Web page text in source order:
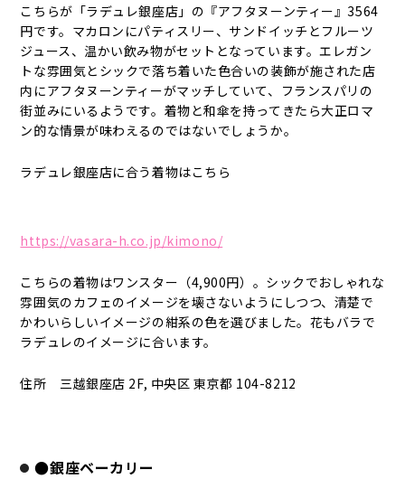
こちらが「ラデュレ銀座店」の『アフタヌーンティー』3564
円です。マカロンにパティスリー、サンドイッチとフルーツ
ジュース、温かい飲み物がセットとなっています。エレガン
トな雰囲気とシックで落ち着いた色合いの装飾が施された店
内にアフタヌーンティーがマッチしていて、フランスパリの
街並みにいるようです。着物と和傘を持ってきたら大正ロマ
ン的な情景が味わえるのではないでしょうか。
ラデュレ銀座店に合う着物はこちら
https://vasara-h.co.jp/kimono/
こちらの着物はワンスター（4,900円）。シックでおしゃれな
雰囲気のカフェのイメージを壊さないようにしつつ、清楚で
かわいらしいイメージの紺系の色を選びました。花もバラで
ラデュレのイメージに合います。
住所 三越銀座店 2F, 中央区 東京都 104-8212
●銀座ベーカリー